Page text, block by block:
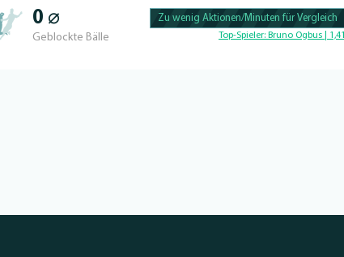
0 ⌀
Geblockte Bälle
100.46728971963% Complete
Zu wenig Aktionen/Minuten für Vergleich
Top-Spieler: Bruno Ogbus | 1,41